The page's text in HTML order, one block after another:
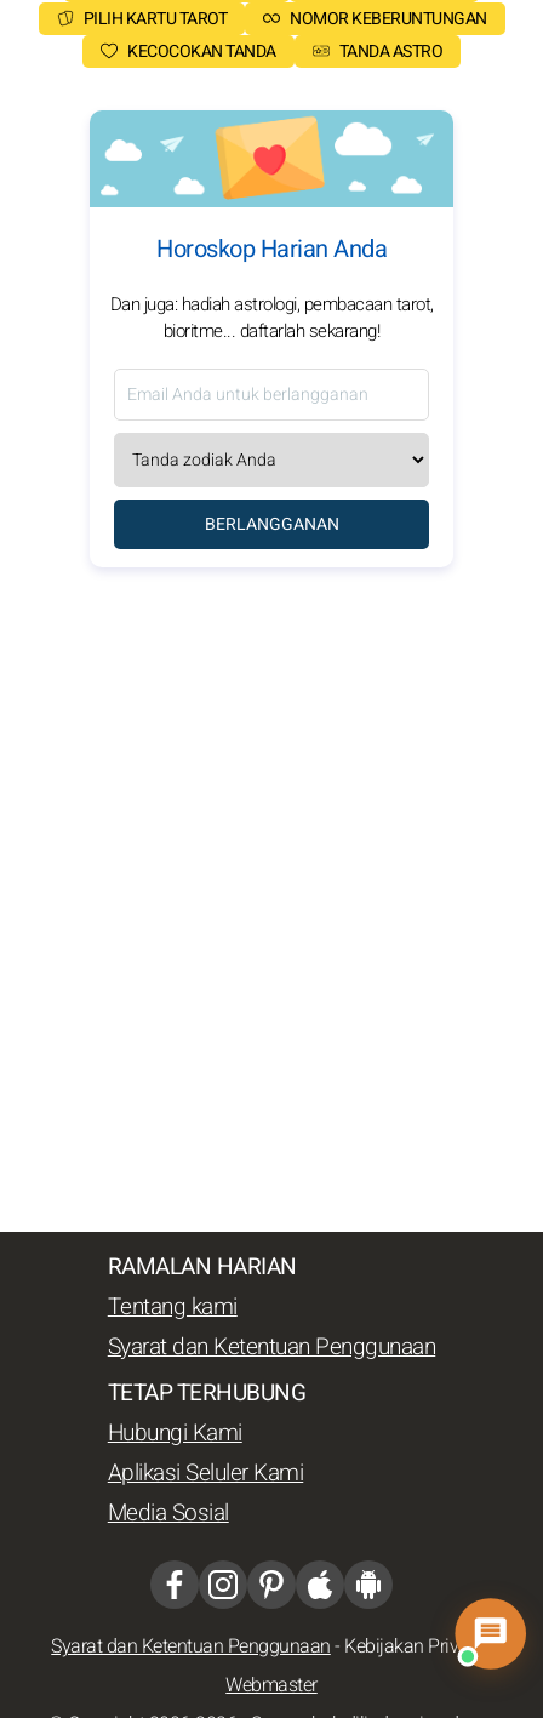
PILIH KARTU TAROT
NOMOR KEBERUNTUNGAN
KECOCOKAN TANDA
TANDA ASTRO
Horoskop Harian Anda
Dan juga: hadiah astrologi, pembacaan tarot,
bioritme... daftarlah sekarang!
BERLANGGANAN
RAMALAN HARIAN
Tentang kami
Syarat dan Ketentuan Penggunaan
TETAP TERHUBUNG
Hubungi Kami
Aplikasi Seluler Kami
Media Sosial
Syarat dan Ketentuan Penggunaan- Kebijakan Privasi-
Webmaster